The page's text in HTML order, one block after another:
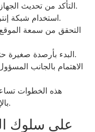
التأكد من تحديث الجهاز ونظام التشغيل لتجنب الأعطال.
استخدام شبكة إنترنت مستقرة لتفادي الانقطاعات.
التحقق من سمعة
البدء بأرصدة صغيرة حتى تتعود على آلية اللعب الجديدة.
الاهتمام بالجانب
هذه الخطوات
بالإحباط أو تتعرض لمشاكل تقنية مزعجة.